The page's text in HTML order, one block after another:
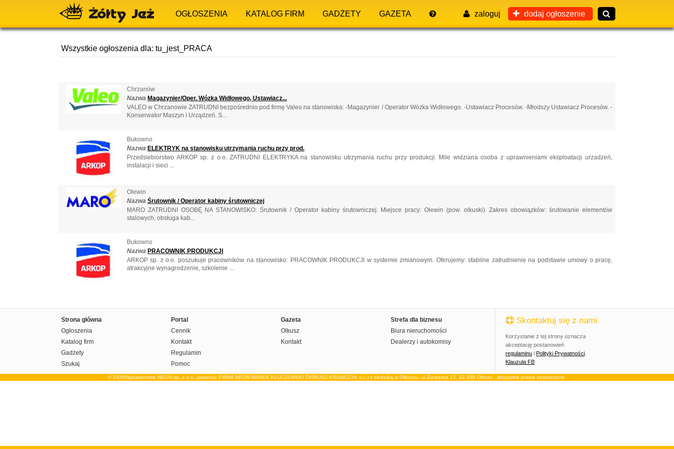
OGŁOSZENIA KATALOG FIRM GADŻETY GAZETA zaloguj dodaj ogłoszenie
Wszystkie ogłoszenia dla: tu_jest_PRACA
Chrzanów
Nazwa Magazynier/Oper. Wózka Widłowego, Ustawiacz...
VALEO w Chrzanowie ZATRUDNI bezpośrednio pod firmę Valeo na stanowiska: -Magazynier / Operator Wózka Widłowego. -Ustawiacz Procesów. -Młodszy Ustawiacz Procesów. -
Konserwator Maszyn i Urządzeń. S...
Bukowno
Nazwa ELEKTRYK na stanowisku utrzymania ruchu przy prod.
Przedsiebiorstwo ARKOP sp. z o.o. ZATRUDNI ELEKTRYKA na stanowisku utrzymania ruchu przy produkcji. Mile widziana osoba z uprawnieniami eksploatacji urzadzeń,
instalacji i sieci ...
Olewin
Nazwa Śrutownik / Operator kabiny śrutowniczej
MARO ZATRUDNI OSOBĘ NA STANOWISKO: Śrutownik / Operator kabiny śrutowniczej. Miejsce pracy: Olewin (pow. olkuski). Zakres obowiązków: śrutowanie elementów
stalowych, obsługa kab...
Bukowno
Nazwa PRACOWNIK PRODUKCJI
ARKOP sp. z o.o. poszukuje pracowników na stanowisko: PRACOWNIK PRODUKCJI w systemie zmianowym. Oferujemy: stabilne zatrudnienie na podstawie umowy o pracę,
atrakcyjne wynagrodzenie, szkolenie ...
Strona główna
Ogłoszenia
Katalog firm
Gadżety
Szukaj
Portal
Cennik
Kontakt
Regulamin
Pomoc
Gazeta
Olkusz
Kontakt
Strefa dla biznesu
Biura nieruchomości
Dealerzy i autokomisy
Skontaktuj się z nami
Korzystanie z tej strony oznacza
akceptację postanowień
regulaminu i Polityki Prywatności
Klauzula FB
© 2026Wydawnictwo NEON sp. z o.o. (dawniej: FIRMA NEON MAREK KLUCZEWSKI DARIUSZ KRAWCZYK s.c.) z siedzibą w Olkuszu, ul.Żuradzka 15, 32-300 Olkusz . Wszystkie prawa zastrzeżone.